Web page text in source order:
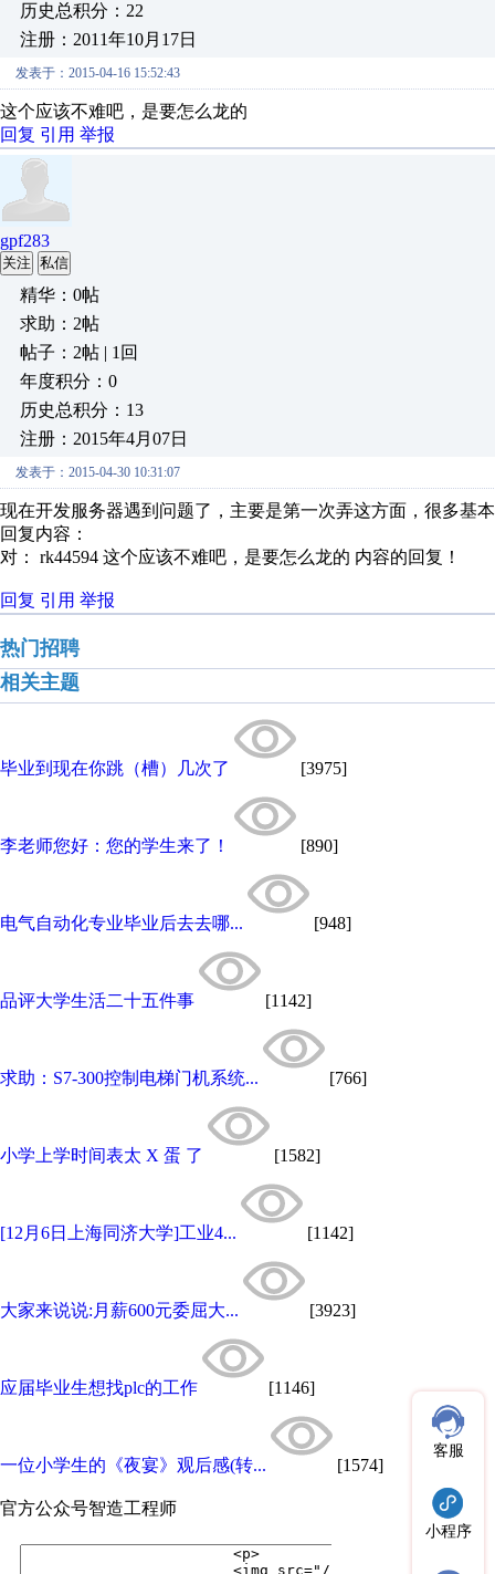
历史总积分：22
注册：2011年10月17日
发表于：2015-04-16 15:52:43
这个应该不难吧，是要怎么龙的
回复 引用 举报
gpf283
关注 私信
精华：0帖
求助：2帖
帖子：2帖 | 1回
年度积分：0
历史总积分：13
注册：2015年4月07日
发表于：2015-04-30 10:31:07
现在开发服务器遇到问题了，主要是第一次弄这方面，很多基
回复内容：
对： rk44594 这个应该不难吧，是要怎么龙的 内容的回复！
回复 引用 举报
热门招聘
相关主题
毕业到现在你跳（槽）几次了 [3975]
李老师您好：您的学生来了！ [890]
电气自动化专业毕业后去去哪... [948]
品评大学生活二十五件事 [1142]
求助：S7-300控制电梯门机系统... [766]
小学上学时间表太 X 蛋 了 [1582]
[12月6日上海同济大学]工业4... [1142]
大家来说说:月薪600元委屈大... [3923]
应届毕业生想找plc的工作 [1146]
一位小学生的《夜宴》观后感(转... [1574]
官方公众号智造工程师
客服
小程序